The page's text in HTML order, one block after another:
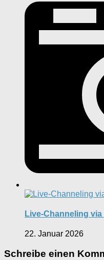
Live-Channeling
22. Januar 2026
Schreibe einen